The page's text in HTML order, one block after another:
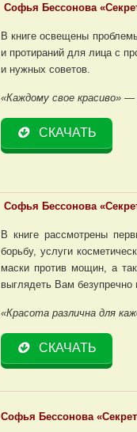
Софья Бессонова
В книге освещены
и протираний для лица с
и нужных советов.
«Каждому свое красиво» —
СКАЧАТЬ
Софья Бессонова
В книге рассмотрены
борьбу, услуги
маски против мощин, а
выглядеть Вам безупречно
«Красота различна для
СКАЧАТЬ
Софья Бессонова